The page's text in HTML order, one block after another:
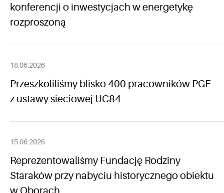
konferencji o inwestycjach w energetykę
rozproszoną
18.06.2026
Przeszkoliliśmy blisko 400 pracowników PGE
z ustawy sieciowej UC84
15.06.2026
Reprezentowaliśmy Fundację Rodziny
Staraków przy nabyciu historycznego obiektu
w Oborach